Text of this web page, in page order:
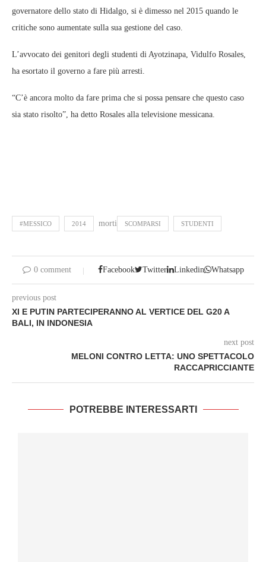
governatore dello stato di Hidalgo, si è dimesso nel 2015 quando le
critiche sono aumentate sulla sua gestione del caso.
L’avvocato dei genitori degli studenti di Ayotzinapa, Vidulfo Rosales,
ha esortato il governo a fare più arresti.
“C’è ancora molto da fare prima che si possa pensare che questo caso
sia stato risolto”, ha detto Rosales alla televisione messicana.
#MESSICO 2014 morti SCOMPARSI STUDENTI
0 comment Facebook Twitter Linkedin Whatsapp
previous post
XI E PUTIN PARTECIPERANNO AL VERTICE DEL G20 A
BALI, IN INDONESIA
next post
MELONI CONTRO LETTA: UNO SPETTACOLO
RACCAPRICCIANTE
POTREBBE INTERESSARTI